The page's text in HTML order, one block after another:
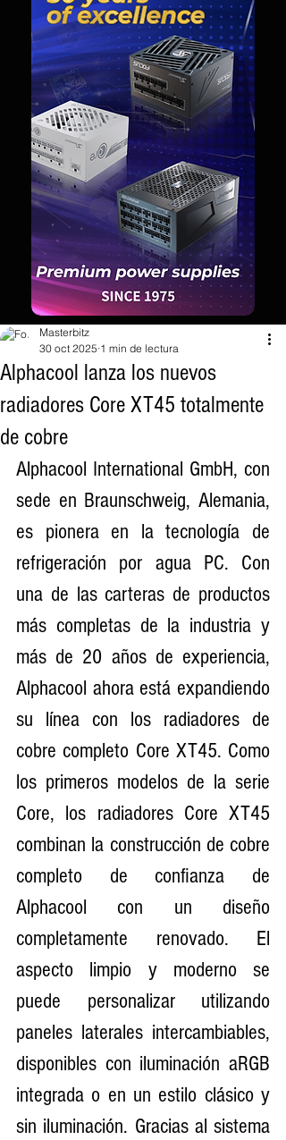
Alphacool lanza los nuevos
radiadores Core XT45 totalmente
de cobre
Masterbitz
30 oct 2025 1 min de lectura
Alphacool International GmbH, con
sede en Braunschweig, Alemania,
es pionera en la tecnología de
refrigeración por agua PC. Con
una de las carteras de productos
más completas de la industria y
más de 20 años de experiencia,
Alphacool ahora está expandiendo
su línea con los radiadores de
cobre completo Core XT45. Como
los primeros modelos de la serie
Core, los radiadores Core XT45
combinan la construcción de cobre
completo de confianza de
Alphacool con un diseño
completamente renovado. El
aspecto limpio y moderno se
puede personalizar utilizando
paneles laterales intercambiables,
disponibles con iluminación aRGB
integrada o en un estilo clásico y
sin iluminación. Gracias al sistema